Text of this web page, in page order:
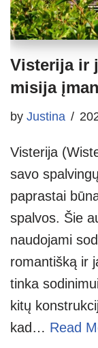
Visterija ir
misija
by Justina
Visterija
savo
paprastai
spalvos. Šie
naudojami
romantišką ir
tinka
kitų
kad… Read